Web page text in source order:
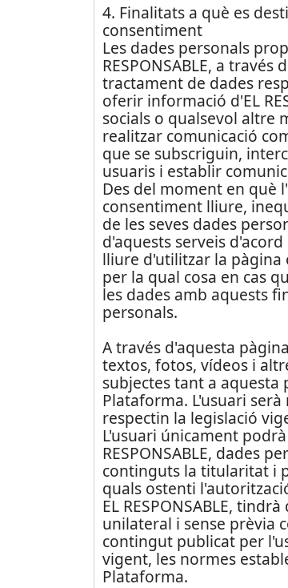
4. Finalitats a què es
consentiment
Les dades personals
RESPONSABLE, a
tractament de dades
oferir informació d'EL
socials o qualsevol altre
realitzar comunicació
que se subscriguin,
usuaris i establir
Des del moment en què
consentiment lliure,
de les seves dades
d'aquests serveis
lliure d'utilitzar la pàgina
per la qual cosa en cas
les dades amb aquests
personals.
A través d'aquesta
textos, fotos, vídeos i
subjectes tant a aquesta
Plataforma. L'usuari
respectin la legislació
L'usuari únicament
RESPONSABLE, dades
continguts la titularitat i
quals ostenti
EL RESPONSABLE,
unilateral i sense prèvia
contingut publicat per
vigent, les normes
Plataforma.